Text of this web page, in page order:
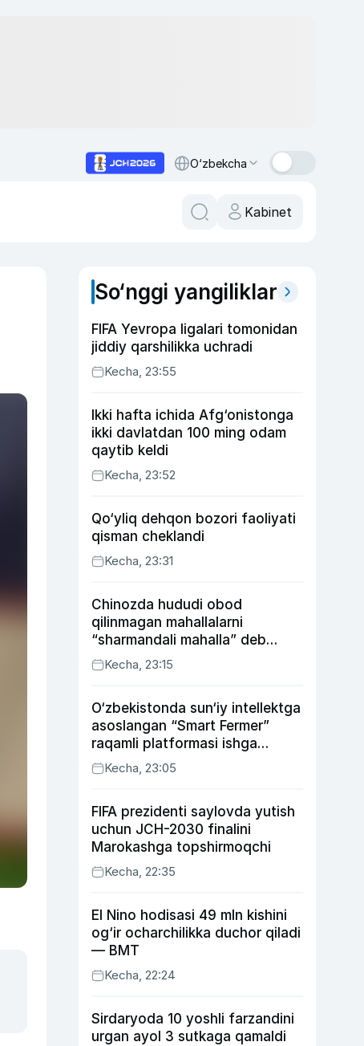
O‘zbekcha
Kabinet
So‘nggi yangiliklar
FIFA Yevropa ligalari tomonidan
jiddiy qarshilikka uchradi
Kecha, 23:55
Ikki hafta ichida Afg‘onistonga
ikki davlatdan 100 ming odam
qaytib keldi
Kecha, 23:52
Qo‘yliq dehqon bozori faoliyati
qisman cheklandi
Kecha, 23:31
Chinozda hududi obod
qilinmagan mahallalarni
“sharmandali mahalla” deb
belgilash boshlandi
Kecha, 23:15
O‘zbekistonda sun‘iy intellektga
asoslangan “Smart Fermer”
raqamli platformasi ishga
tushiriladi
Kecha, 23:05
FIFA prezidenti saylovda yutish
uchun JCH-2030 finalini
Marokashga topshirmoqchi
Kecha, 22:35
El Nino hodisasi 49 mln kishini
og‘ir ocharchilikka duchor qiladi
— BMT
Kecha, 22:24
Sirdaryoda 10 yoshli farzandini
urgan ayol 3 sutkaga qamaldi